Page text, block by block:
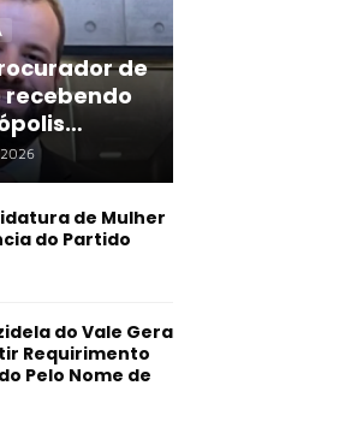
de
de
de Mulher
do Partido
do Vale Gera
Requirimento
Pelo Nome de